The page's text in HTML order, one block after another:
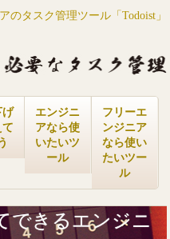
のタスク管理ツール「Todoist」
げ
エンジニ
アなら使
いたいツ
ール
フリーエ
ンジニア
なら使い
たいツー
ル
できるエンジニ